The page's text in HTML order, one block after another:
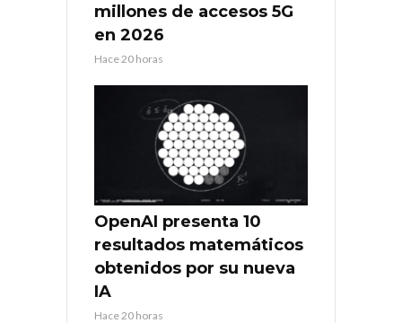
millones de accesos 5G
en 2026
Hace 20 horas
OpenAI presenta 10
resultados matemáticos
obtenidos por su nueva
IA
Hace 20 horas